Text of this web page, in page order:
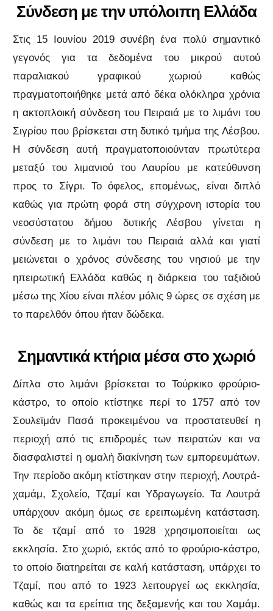
Σύνδεση με την υπόλοιπη Ελλάδα
Στις 15 Ιουνίου 2019 συνέβη ένα πολύ σημαντικό
γεγονός για τα δεδομένα του μικρού αυτού
παραλιακού γραφικού χωριού καθώς
πραγματοποιήθηκε μετά από δέκα ολόκληρα χρόνια
η ακτοπλοική σύνδεση του Πειραιά με το λιμάνι του
Σιγρίου που βρίσκεται στη δυτικό τμήμα της Λέσβου.
Η σύνδεση αυτή πραγματοποιούνταν πρωτύτερα
μεταξύ του λιμανιού του Λαυρίου με κατεύθυνση
προς το Σίγρι. Το όφελος, επομένως, είναι διπλό
καθώς για πρώτη φορά στη σύγχρονη ιστορία του
νεοσύστατου δήμου δυτικής Λέσβου γίνεται η
σύνδεση με το λιμάνι του Πειραιά αλλά και γιατί
μειώνεται ο χρόνος σύνδεσης του νησιού με την
ηπειρωτική Ελλάδα καθώς η διάρκεια του ταξιδιού
μέσω της Χίου είναι πλέον μόλις 9 ώρες σε σχέση με
το παρελθόν όπου ήταν δώδεκα.
Σημαντικά κτήρια μέσα στο χωριό
Δίπλα στο λιμάνι βρίσκεται το Τούρκικο φρούριο-
κάστρο, το οποίο κτίστηκε περί το 1757 από τον
Σουλεϊμάν Πασά προκειμένου να προστατευθεί η
περιοχή από τις επιδρομές των πειρατών και να
διασφαλιστεί η ομαλή διακίνηση των εμπορευμάτων.
Την περίοδο ακόμη κτίστηκαν στην περιοχή, Λουτρά-
χαμάμ, Σχολείο, Τζαμί και Υδραγωγείο. Τα Λουτρά
υπάρχουν ακόμη όμως σε ερειπωμένη κατάσταση.
Το δε τζαμί από το 1928 χρησιμοποιείται ως
εκκλησία. Στο χωριό, εκτός από το φρούριο-κάστρο,
το οποίο διατηρείται σε καλή κατάσταση, υπάρχει το
Τζαμί, που από το 1923 λειτουργεί ως εκκλησία,
καθώς και τα ερείπια της δεξαμενής και του Χαμάμ.